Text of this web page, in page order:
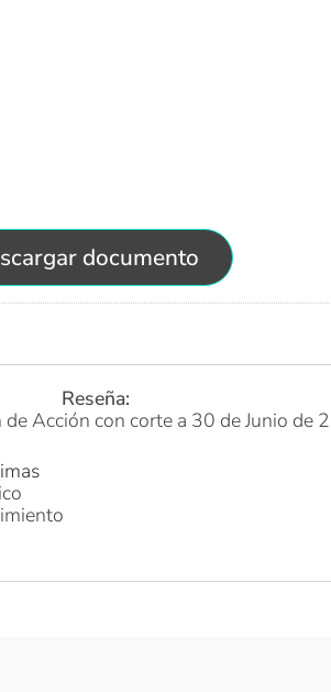
documento
Reseña:
Acción con corte a 30 de Junio de